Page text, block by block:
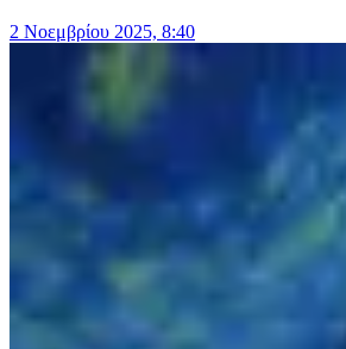
2 Νοεμβρίου 2025, 8:40